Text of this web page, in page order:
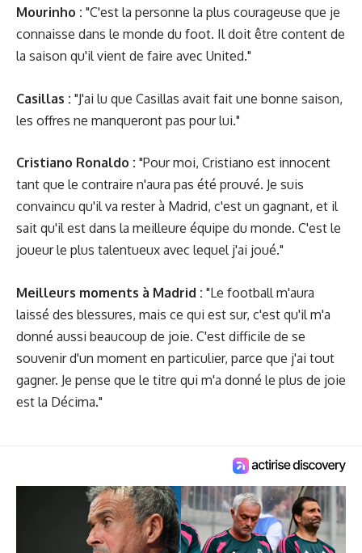
Mourinho : "C'est la personne la plus courageuse que je
connaisse dans le monde du foot. Il doit être content de
la saison qu'il vient de faire avec United."
Casillas : "J'ai lu que Casillas avait fait une bonne saison,
les offres ne manqueront pas pour lui."
Cristiano Ronaldo : "Pour moi, Cristiano est innocent
tant que le contraire n'aura pas été prouvé. Je suis
convaincu qu'il va rester à Madrid, c'est un gagnant, et il
sait qu'il est dans la meilleure équipe du monde. C'est le
joueur le plus talentueux avec lequel j'ai joué."
Meilleurs moments à Madrid : "Le football m'aura
laissé des blessures, mais ce qui est sur, c'est qu'il m'a
donné aussi beaucoup de joie. C'est difficile de se
souvenir d'un moment en particulier, parce que j'ai tout
gagner. Je pense que le titre qui m'a donné le plus de joie
est la Décima."